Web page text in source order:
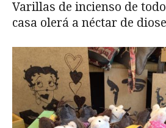
Varillas de incienso de
casa olerá a néctar de